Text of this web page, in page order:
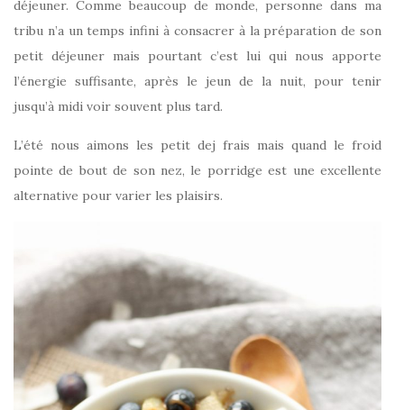
déjeuner. Comme beaucoup de monde, personne dans ma
tribu n’a un temps infini à consacrer à la préparation de son
petit déjeuner mais pourtant c’est lui qui nous apporte
l’énergie suffisante, après le jeun de la nuit, pour tenir
jusqu’à midi voir souvent plus tard.
L’été nous aimons les petit dej frais mais quand le froid
pointe de bout de son nez, le porridge est une excellente
alternative pour varier les plaisirs.